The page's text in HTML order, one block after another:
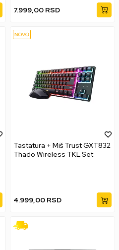
7.999,00 RSD
Tastatura + Miš Trust GXT832
Thado Wireless TKL Set
4.999,00 RSD